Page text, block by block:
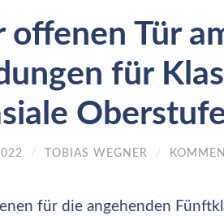
offenen Tür
für
/ TOBIAS WEGNER /
für die angehenden